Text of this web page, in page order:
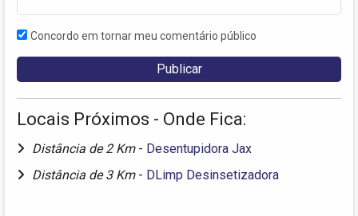
Concordo em tornar meu comentário público
Locais Próximos - Onde Fica:
Distância de 2 Km - Desentupidora Jax
Distância de 3 Km - DLimp Desinsetizadora